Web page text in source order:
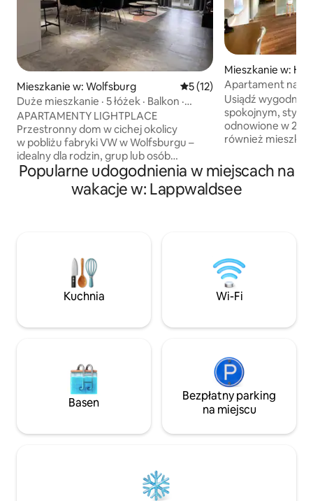
Mieszkanie w: Wolfsburg Średnia ocena: 5 na 5,
5 (12)
Duże mieszkanie · 5 łóżek · Balkon ·
2 łazienki · Parking
APARTAMENTY LIGHTPLACE
Przestronny dom w cichej okolicy
w pobliżu fabryki VW w Wolfsburgu –
idealny dla rodzin, grup lub osób
podróżujących służbowo. Duży balkon,
dużo miejsca i nowoczesny komfort
zapewniają relaksujący pobyt.
Duży balkon • Kuchnia, zmywarka
i w pełni automatyczny ekspres do kawy
• 2 łazienki, prysznic, wanna, • Pralka •
Wi-Fi i smart TV z Netflixem • Dużo
Mieszkanie w:
Apartament na
jeziorem
Usiądź wygodnie
spokojnym,
odnowione w
również
kliknąć na logo
porównać oba
do 2 roku życia
osób dorosłych i
dzieci.
Popularne udogodnienia w miejscach na
wakacje w: Lappwaldsee
Kuchnia Wi-Fi
Basen
Bezpłatny parking
na miejscu